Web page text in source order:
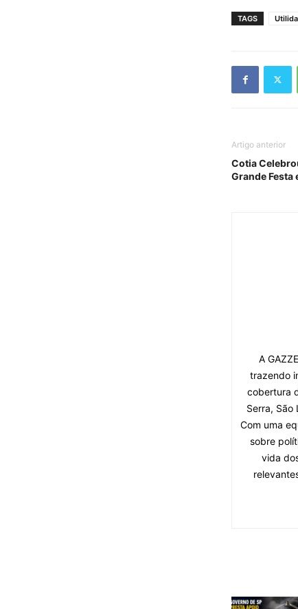
TAGS
Artigo anterior
Cotia
Grande Festa
A
trazendo
cobertura
Serra, São
Com uma
sobre
vida